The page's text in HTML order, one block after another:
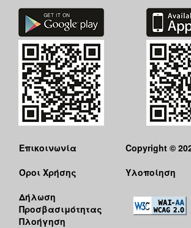
Επικοινωνία
Όροι Χρήσης
Δήλωση
Προσβασιμότητας
Πλοήγηση
Copyright ©
Υλοποίηση